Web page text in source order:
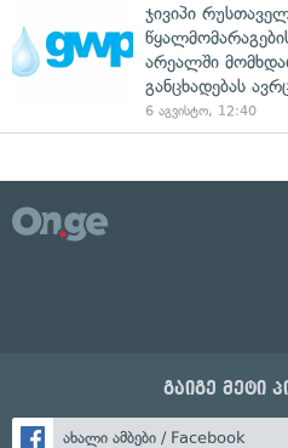
ჯივიპი
არეალში
განცხადებას
6 აგვისტო, 12:40
გაიგე მეტი
ახალი ამბები / Facebook